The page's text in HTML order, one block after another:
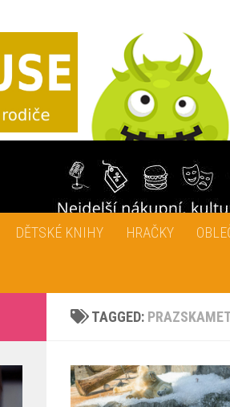
DĚTSKÉ KNIHY HRAČKY
TAGGED: